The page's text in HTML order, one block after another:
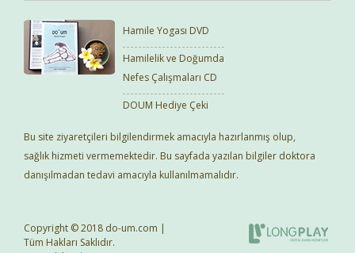
Hamile Yogası DVD
Hamilelik ve Doğumda
Nefes Çalışmaları CD
DOUM Hediye Çeki
Bu site ziyaretçileri bilgilendirmek amacıyla hazırlanmış olup,
sağlık hizmeti vermemektedir. Bu sayfada yazılan bilgiler doktora
danışılmadan tedavi amacıyla kullanılmamalıdır.
Copyright © 2018 do-um.com |
Tüm Hakları Saklıdır.